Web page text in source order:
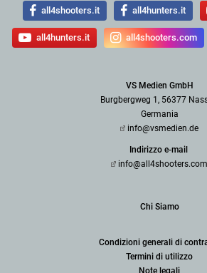
all4shooters.it all4hunters.it
all4hunters.it all4shooters.com
VS Medien GmbH
Burgbergweg 1, 56377
Germania
info@vsmedien.de
Indirizzo e-mail
info@all4shooters.com
Chi Siamo
Condizioni generali di
Termini di utilizzo
Note legali